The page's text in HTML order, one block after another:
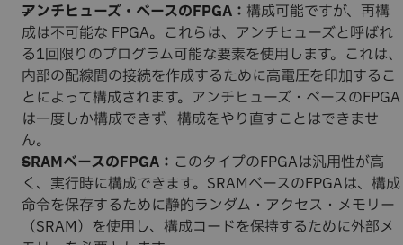
アンチヒューズ・ベースのFPGA： 構成可能ですが、再構
成は不可能な FPGA。これらは、アンチヒューズと呼ばれ
る1回限りのプログラム可能な要素を使用します。これは、
内部の配線間の接続を作成するために高電圧を印加するこ
とによって構成されます。アンチヒューズ・ベースのFPGA
は一度しか構成できず、構成をやり直すことはできませ
ん。
SRAMベースのFPGA： このタイプのFPGAは汎用性が高
く、実行時に構成できます。SRAMベースのFPGAは、構成
命令を保存するために静的ランダム・アクセス・メモリー
（SRAM）を使用し、構成コードを保持するために外部メ